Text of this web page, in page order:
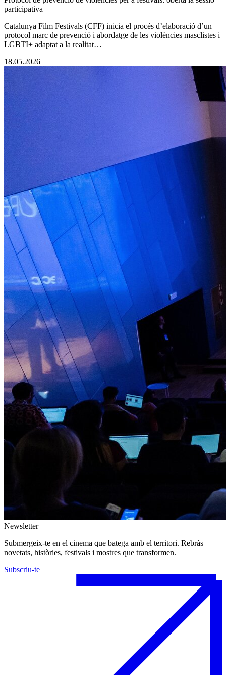
participativa
Catalunya Film Festivals (CFF) inicia el procés d’elaboració d’un
protocol marc de prevenció i abordatge de les violències masclistes i
LGBTI+ adaptat a la realitat…
18.05.2026
Newsletter
Submergeix-te en el cinema que batega amb el territori. Rebràs
novetats, històries, festivals i mostres que transformen.
Subscriu-te